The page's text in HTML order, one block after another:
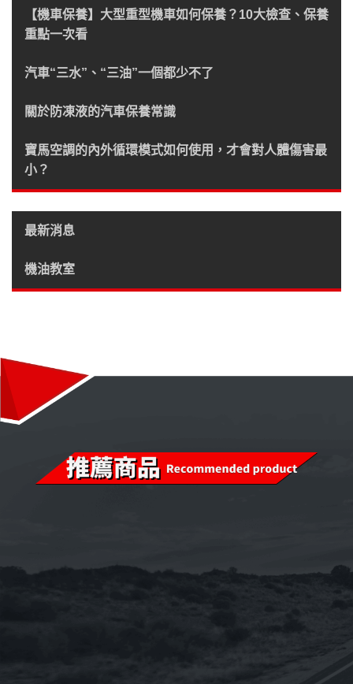
【機車保養】大型重型機車如何保養？10大檢查、保養
重點一次看
汽車“三水”、“三油”一個都少不了
關於防凍液的汽車保養常識
寶馬空調的內外循環模式如何使用，才會對人體傷害最
小？
最新消息
機油教室